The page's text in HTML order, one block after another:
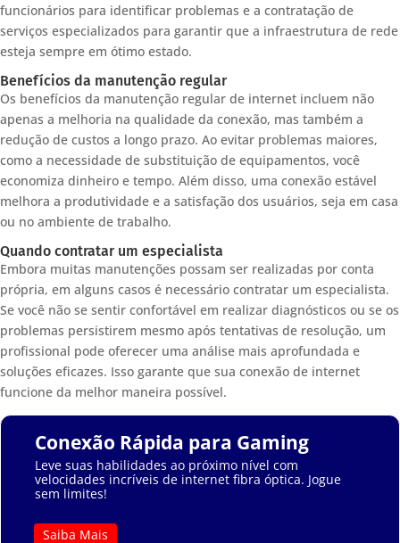
funcionários para identificar problemas e a contratação de
serviços especializados para garantir que a infraestrutura de rede
esteja sempre em ótimo estado.
Benefícios da manutenção regular
Os benefícios da manutenção regular de internet incluem não
apenas a melhoria na qualidade da conexão, mas também a
redução de custos a longo prazo. Ao evitar problemas maiores,
como a necessidade de substituição de equipamentos, você
economiza dinheiro e tempo. Além disso, uma conexão estável
melhora a produtividade e a satisfação dos usuários, seja em casa
ou no ambiente de trabalho.
Quando contratar um especialista
Embora muitas manutenções possam ser realizadas por conta
própria, em alguns casos é necessário contratar um especialista.
Se você não se sentir confortável em realizar diagnósticos ou se os
problemas persistirem mesmo após tentativas de resolução, um
profissional pode oferecer uma análise mais aprofundada e
soluções eficazes. Isso garante que sua conexão de internet
funcione da melhor maneira possível.
Conexão Rápida para Gaming
Leve suas habilidades ao próximo nível com
velocidades incríveis de internet fibra óptica. Jogue
sem limites!
Saiba Mais